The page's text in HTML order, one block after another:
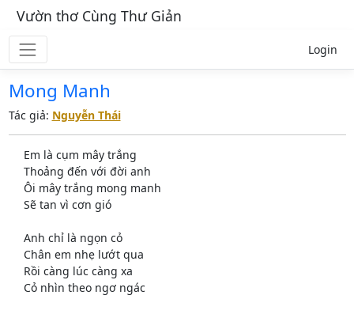
Vườn thơ Cùng Thư Giản
Login
Mong Manh
Tác giả: Nguyễn Thái
Em là cụm mây trắng
Thoảng đến với đời anh
Ôi mây trắng mong manh
Sẽ tan vì cơn gió
Anh chỉ là ngọn cỏ
Chân em nhẹ lướt qua
Rồi càng lúc càng xa
Cỏ nhìn theo ngơ ngác